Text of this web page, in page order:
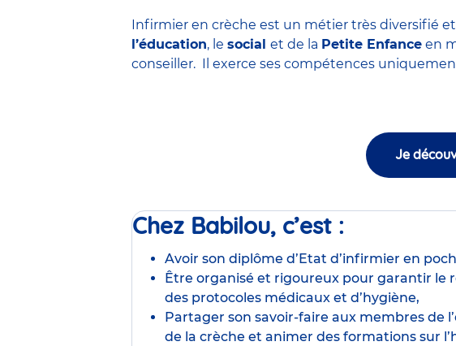
Infirmier en crèche est un métier très diversifié
l’éducation, le social et de la Petite Enfance en
conseiller. Il exerce ses compétences
Je
Chez Babilou, c’est :
Avoir son diplôme d’Etat d’infirmier en
Être organisé et rigoureux pour garantir le
des protocoles médicaux et d’hygiène,
Partager son savoir-faire aux membres de
de la crèche et animer des formations sur